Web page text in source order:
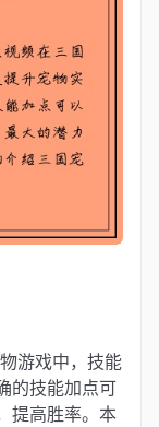
游戏中，技能
的技能加点可
提高胜率。本